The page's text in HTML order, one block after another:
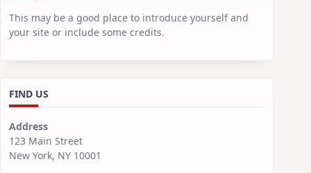
This may be a good place to introduce yourself and
your site or include some credits.
FIND US
Address
123 Main Street
New York, NY 10001